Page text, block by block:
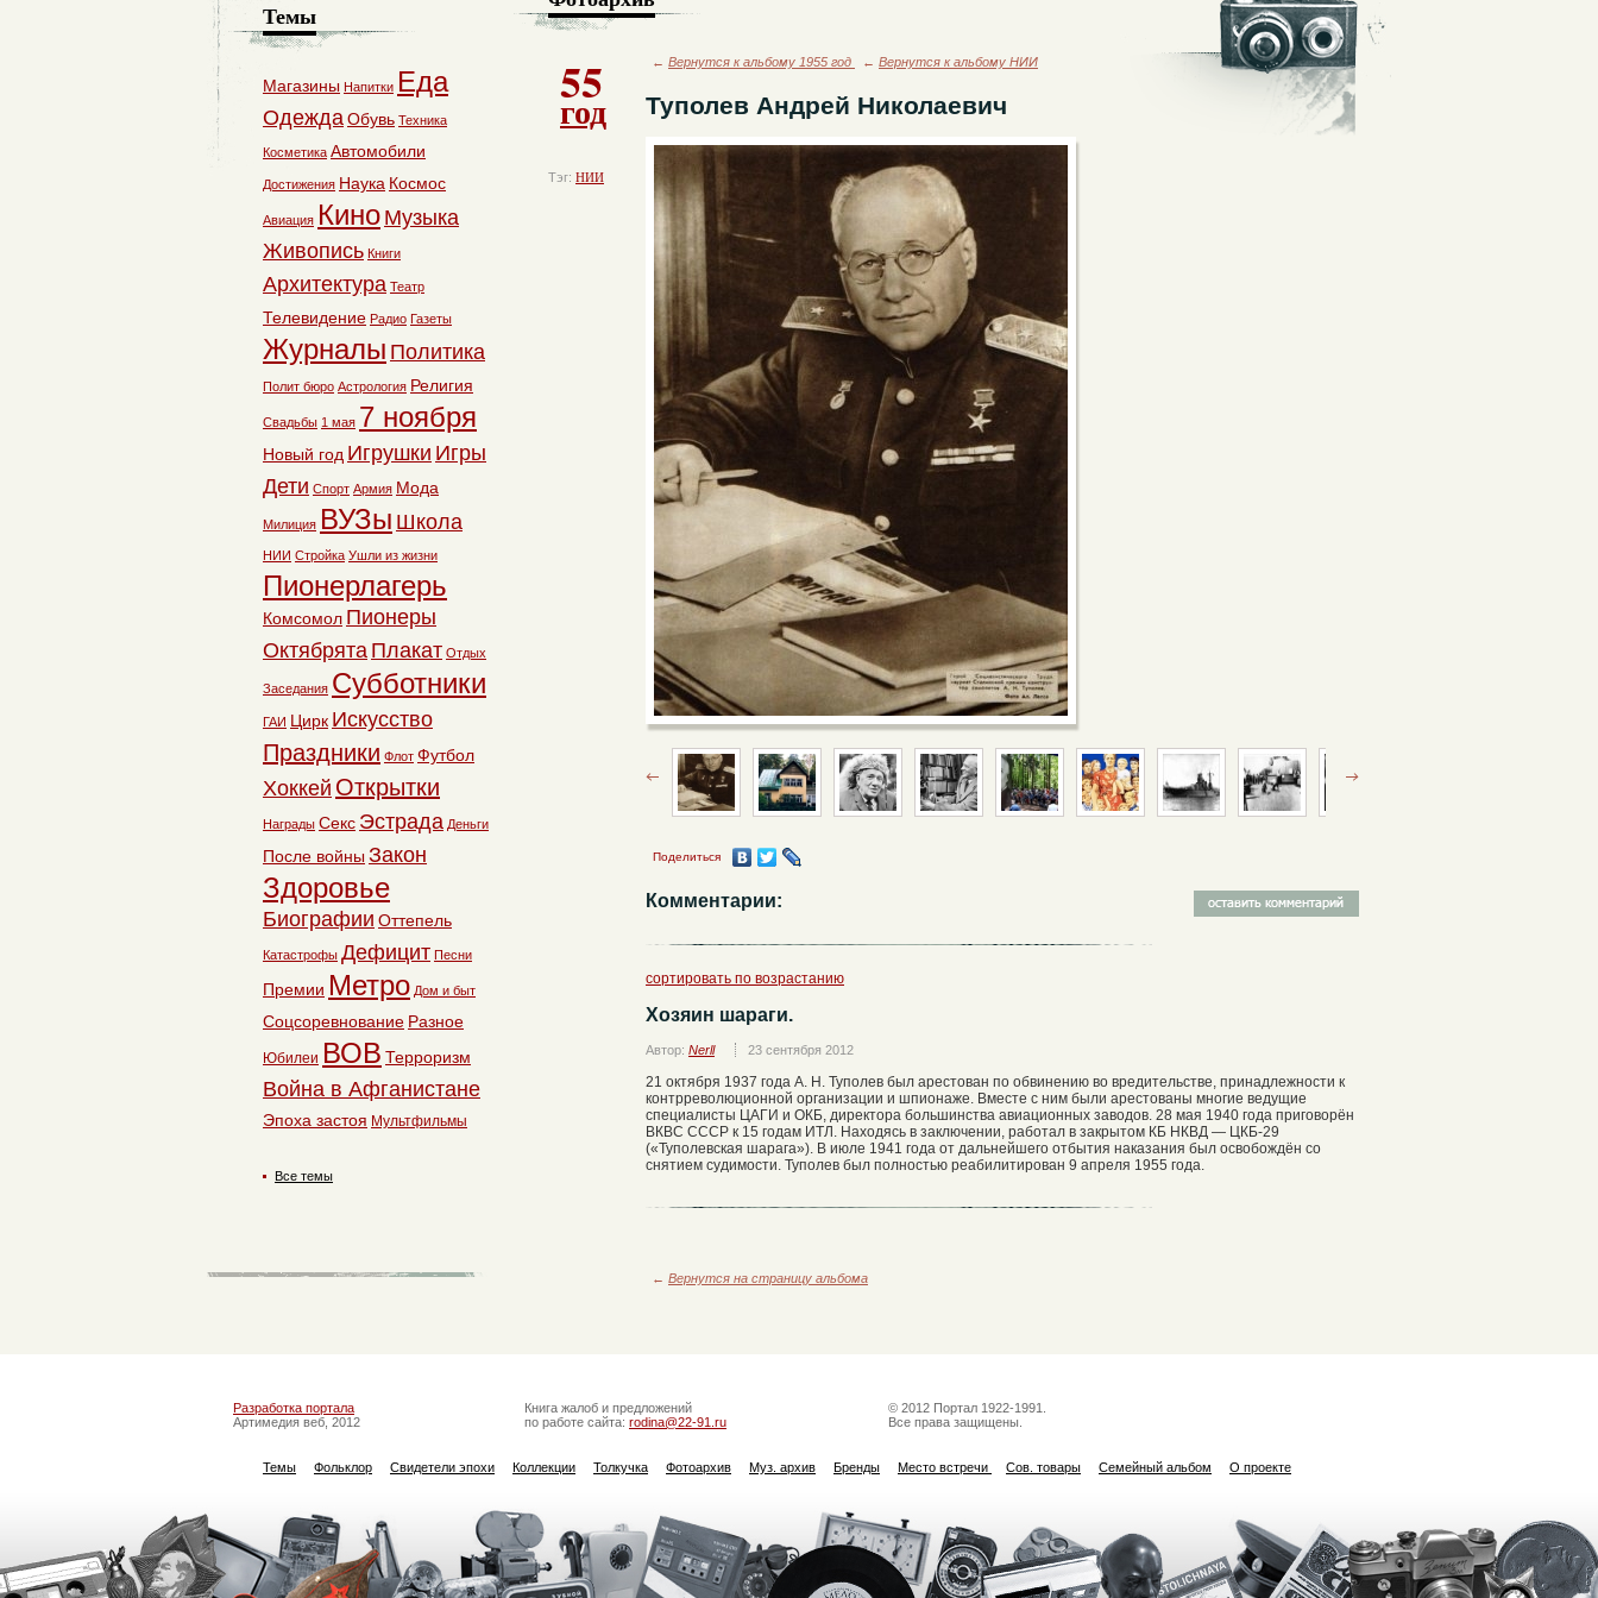
55
год
Тэг: НИИ
← Вернутся к альбому 1955 год ← Вернутся к альбому НИИ
Туполев Андрей Николаевич
Поделиться
Комментарии:
сортировать по возрастанию
Хозяин шараги.
Автор: Nerll 23 сентября 2012
21 октября 1937 года А. Н. Туполев был арестован по обвинению во вредительстве, принадлежности к
контрреволюционной организации и шпионаже. Вместе с ним были арестованы многие ведущие
специалисты ЦАГИ и ОКБ, директора большинства авиационных заводов. 28 мая 1940 года приговорён
ВКВС СССР к 15 годам ИТЛ. Находясь в заключении, работал в закрытом КБ НКВД — ЦКБ-29
(«Туполевская шарага»). В июле 1941 года от дальнейшего отбытия наказания был освобождён со
снятием судимости. Туполев был полностью реабилитирован 9 апреля 1955 года.
← Вернутся на страницу альбома
Темы
Магазины Напитки Еда
ОдеждаОбувь Техника
Косметика Автомобили
Достижения Наука Космос
Авиация Кино Музыка
Живопись Книги
Архитектура Театр
Телевидение Радио Газеты
Журналы Политика
Полит бюро Астрология Религия
Свадьбы 1 мая 7 ноября
Новый год Игрушки Игры
Дети Спорт Армия Мода
Милиция ВУЗы Школа
НИИ Стройка Ушли из жизни
Пионерлагерь
Комсомол Пионеры
Октябрята Плакат Отдых
Заседания Субботники
ГАИ Цирк Искусство
Праздники Флот Футбол
Хоккей Открытки
Награды Секс Эстрада Деньги
После войны Закон
Здоровье
Биографии Оттепель
Катастрофы Дефицит Песни
Премии Метро Дом и быт
Соцсоревнование Разное
Юбилеи ВОВ Терроризм
Война в Афганистане
Эпоха застоя Мультфильмы
Все темы
Разработка портала
Артимедия веб, 2012
Книга жалоб и предложений
по работе сайта: rodina@22-91.ru
© 2012 Портал 1922-1991.
Все права защищены.
Темы Фольклор Свидетели эпохи Коллекции Толкучка Фотоархив Муз. архив Бренды Место встречи Сов. товары Семейный альбом О проекте